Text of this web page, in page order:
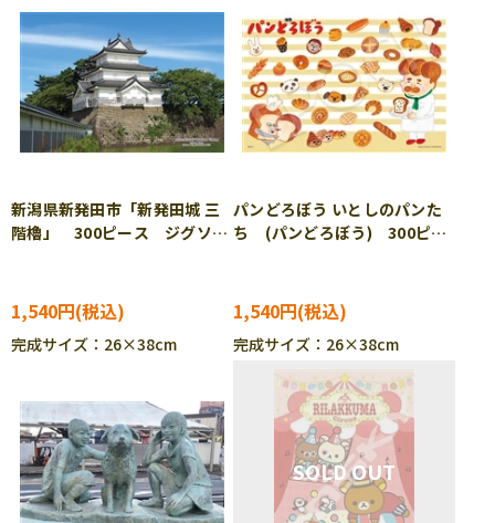
新潟県新発田市「新発田城 三
階櫓」 300ピース ジグソー
1,540円
完成サイズ：26×38cm
パンどろぼう いとしのパンた
ち (パンどろぼう) 300ピー
1,540円
完成サイズ：26×38cm